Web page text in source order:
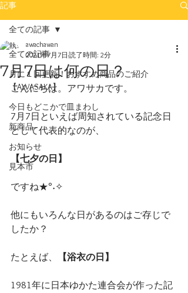
記事
全ての記事
月に１回更新！おすすめ商品のご紹介
【AWASAKA】
今日もどこかで皿まわし
新商品
お知らせ
見本市
全ての記事
7月7日は何の日？
awachawan
2021年7月7日 読了時間: 2分
こんにちは。アワサカです。
7月7日といえば周知されている記念日
として代表的なのが、
【七夕の日】
ですね★°˖✧
他にもいろんな日があるのはご存じで
したか？
たとえば、 【浴衣の日】
1981年に日本ゆかた連合会が作った記